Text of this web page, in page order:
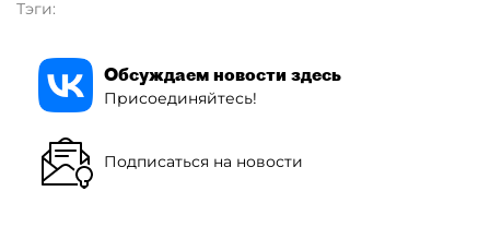
Тэги:
Обсуждаем новости здесь
Присоединяйтесь!
Подписаться на новости